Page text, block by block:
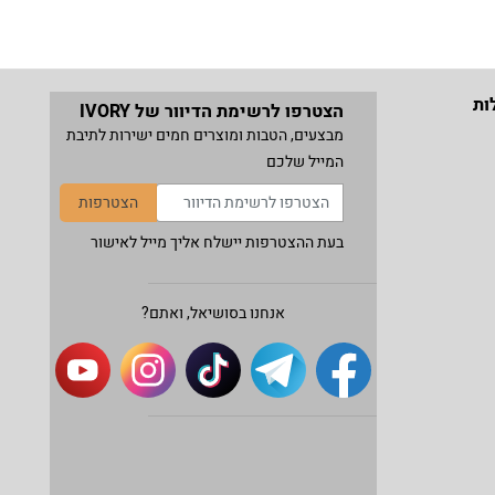
הצטרפו לרשימת הדיוור של IVORY
מבצעים, הטבות ומוצרים חמים ישירות לתיבת
המייל שלכם
הצטרפות
בעת ההצטרפות יישלח אליך מייל לאישור
אנחנו בסושיאל, ואתם?